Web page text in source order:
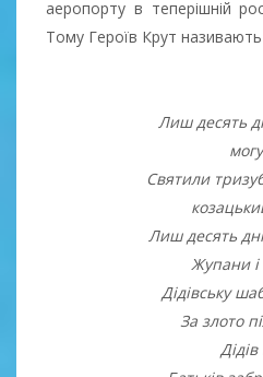
аеропорту в теперішній
Тому Героїв Крут
Лиш десять
Святили
Лиш десять
Жупани і
Дідівську
За злото